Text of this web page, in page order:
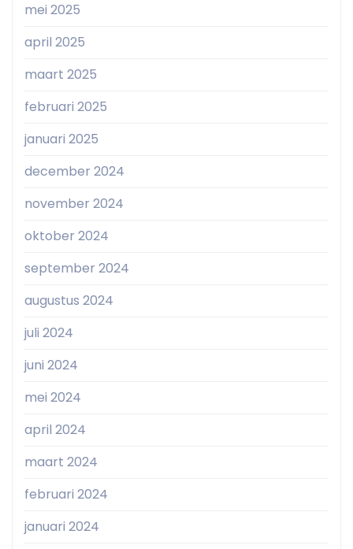
mei 2025
april 2025
maart 2025
februari 2025
januari 2025
december 2024
november 2024
oktober 2024
september 2024
augustus 2024
juli 2024
juni 2024
mei 2024
april 2024
maart 2024
februari 2024
januari 2024